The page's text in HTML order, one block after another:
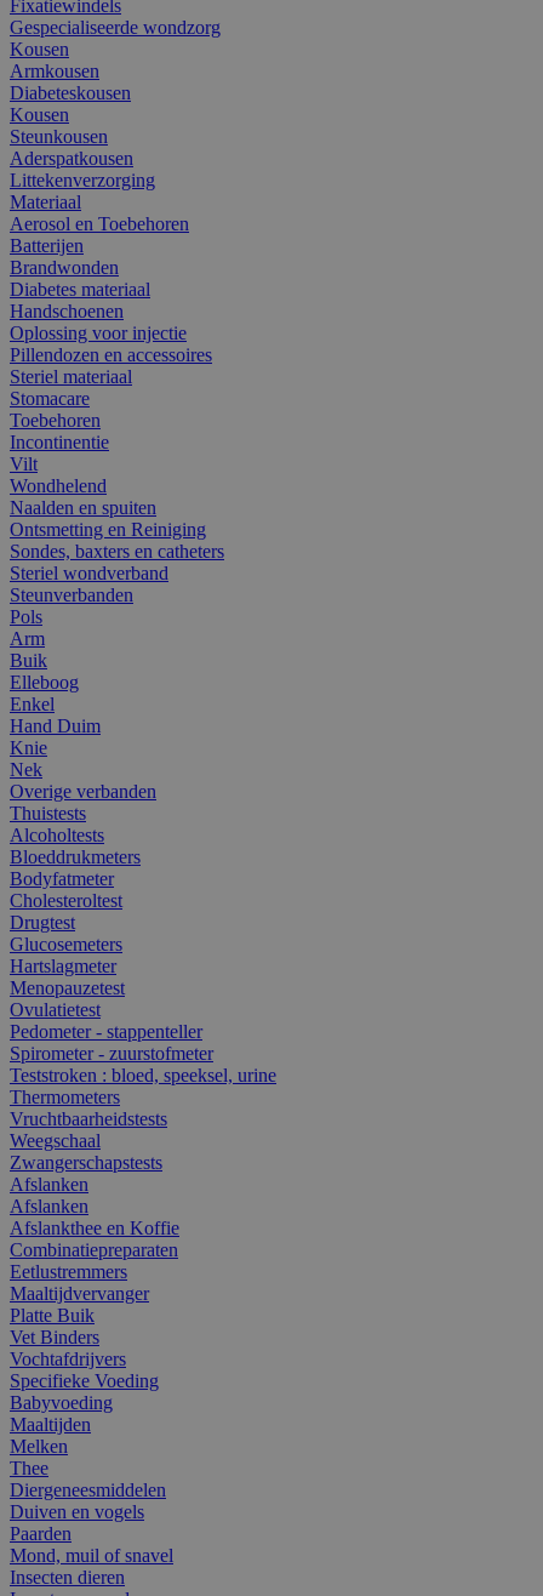
Fixatiewindels
Gespecialiseerde wondzorg
Kousen
Armkousen
Diabeteskousen
Kousen
Steunkousen
Aderspatkousen
Littekenverzorging
Materiaal
Aerosol en Toebehoren
Batterijen
Brandwonden
Diabetes materiaal
Handschoenen
Oplossing voor injectie
Pillendozen en accessoires
Steriel materiaal
Stomacare
Toebehoren
Incontinentie
Vilt
Wondhelend
Naalden en spuiten
Ontsmetting en Reiniging
Sondes, baxters en catheters
Steriel wondverband
Steunverbanden
Pols
Arm
Buik
Elleboog
Enkel
Hand Duim
Knie
Nek
Overige verbanden
Thuistests
Alcoholtests
Bloeddrukmeters
Bodyfatmeter
Cholesteroltest
Drugtest
Glucosemeters
Hartslagmeter
Menopauzetest
Ovulatietest
Pedometer - stappenteller
Spirometer - zuurstofmeter
Teststroken : bloed, speeksel, urine
Thermometers
Vruchtbaarheidstests
Weegschaal
Zwangerschapstests
Afslanken
Afslanken
Afslankthee en Koffie
Combinatiepreparaten
Eetlustremmers
Maaltijdvervanger
Platte Buik
Vet Binders
Vochtafdrijvers
Specifieke Voeding
Babyvoeding
Maaltijden
Melken
Thee
Diergeneesmiddelen
Duiven en vogels
Paarden
Mond, muil of snavel
Insecten dieren